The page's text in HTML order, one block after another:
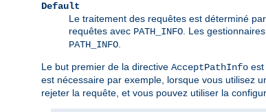
Default
Le traitement des requêtes est déterminé
requêtes avec PATH_INFO. Les
PATH_INFO.
Le but premier de la directive AcceptPathInfo est
est nécessaire par exemple, lorsque vous utilisez
rejeter la requête, et vous pouvez utiliser la